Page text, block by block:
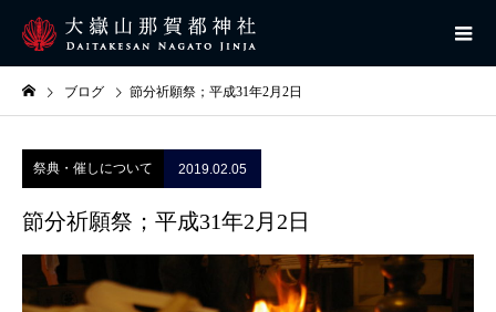
ブログ 節分祈願祭；平成31年2月2日
祭典・催しについて 2019.02.05
節分祈願祭；平成31年2月2日